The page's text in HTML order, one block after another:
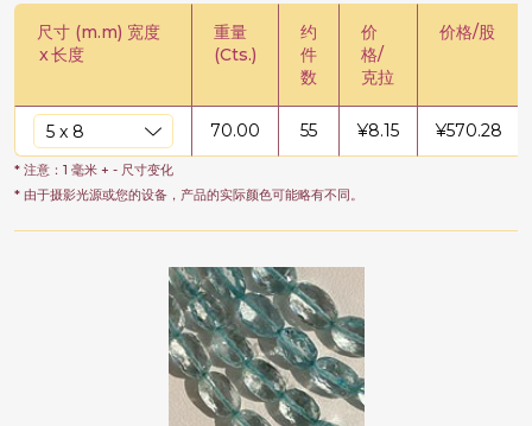
尺寸 (m.m) 宽度
x长度
重量
(Cts.)
约
件
数
价
格/
克拉
价格/股
70.00 55 ¥8.15 ¥570.28
* 注意：1 毫米 + - 尺寸变化
* 由于摄影光源或您的设备，产品的实际颜色可能略有不同。